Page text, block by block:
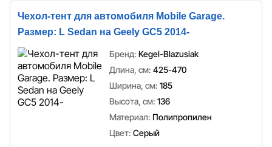
Чехол-тент для автомобиля Mobile Garage.
Размер: L Sedan на Geely GC5 2014-
Бренд: Kegel-Blazusiak
Длина, см: 425-470
Ширина, см: 185
Высота, см: 136
Материал: Полипропилен
Цвет: Серый